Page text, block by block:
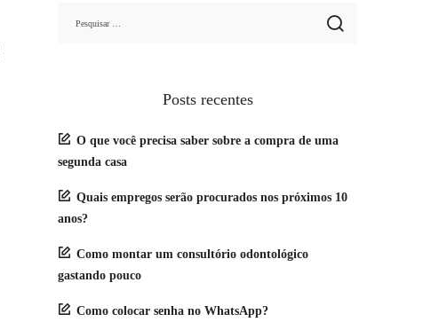
Posts recentes
O que você precisa saber sobre a compra de uma
segunda casa
Quais empregos serão procurados nos próximos 10
anos?
Como montar um consultório odontológico
gastando pouco
Como colocar senha no WhatsApp?